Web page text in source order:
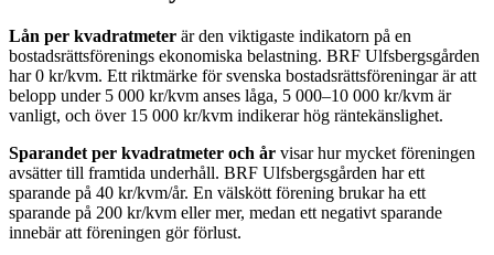
Lån per kvadratmeter är den viktigaste indikatorn på en
bostadsrättsförenings ekonomiska belastning. BRF Ulfsbergsgården
har 0 kr/kvm. Ett riktmärke för svenska bostadsrättsföreningar är att
belopp under 5 000 kr/kvm anses låga, 5 000–10 000 kr/kvm är
vanligt, och över 15 000 kr/kvm indikerar hög räntekänslighet.
Sparandet per kvadratmeter och år visar hur mycket föreningen
avsätter till framtida underhåll. BRF Ulfsbergsgården har ett
sparande på 40 kr/kvm/år. En välskött förening brukar ha ett
sparande på 200 kr/kvm eller mer, medan ett negativt sparande
innebär att föreningen gör förlust.